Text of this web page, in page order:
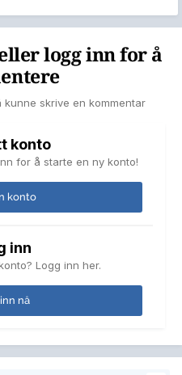
logg inn for å
skrive en kommentar
konto
for å starte en ny konto!
konto
inn
Logg inn her.
nå